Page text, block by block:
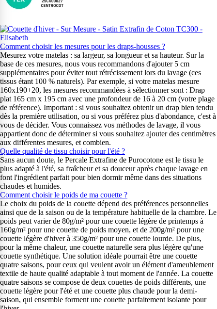
Comment choisir les mesures pour les draps-housses ?
Mesurez votre matelas : sa largeur, sa longueur et sa hauteur. Sur la
base de ces mesures, nous vous recommandons d'ajouter 5 cm
supplémentaires pour éviter tout rétrécissement lors du lavage (ces
tissus étant 100 % naturels). Par exemple, si votre matelas mesure
160x190+20, les mesures recommandées à sélectionner sont : Drap
plat 165 cm x 195 cm avec une profondeur de 16 à 20 cm (votre plage
de référence). Important : si vous souhaitez obtenir un drap bien tendu
dès la première utilisation, ou si vous préférez plus d'abondance, c'est à
vous de décider. Vous connaissez vos méthodes de lavage, il vous
appartient donc de déterminer si vous souhaitez ajouter des centimètres
aux différentes mesures, et combien.
Quelle qualité de tissu choisir pour l'été ?
Sans aucun doute, le Percale Extrafine de Purocotone est le tissu le
plus adapté à l'été, sa fraîcheur et sa douceur après chaque lavage en
font l'ingrédient parfait pour bien dormir même dans des situations
chaudes et humides.
Comment choisir le poids de ma couette ?
Le choix du poids de la couette dépend des préférences personnelles
ainsi que de la saison ou de la température habituelle de la chambre. Le
poids peut varier de 80g/m² pour une couette légère de printemps à
160g/m² pour une couette de poids moyen, et de 200g/m² pour une
couette légère d'hiver à 350g/m² pour une couette lourde. De plus,
pour la même chaleur, une couette naturelle sera plus légère qu'une
couette synthétique. Une solution idéale pourrait être une couette
quatre saisons, pour ceux qui veulent avoir un élément d'ameublement
textile de haute qualité adaptable à tout moment de l'année. La couette
quatre saisons se compose de deux couettes de poids différents, une
couette légère pour l'été et une couette plus chaude pour la demi-
saison, qui ensemble forment une couette parfaitement isolante pour